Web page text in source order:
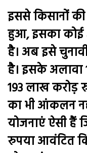
इससे किसानों
हुआ, इसका
है। अब इसे
है। इसके अलावा
193 लाख करोड़
का भी आंकलन
योजनाएं ऐसी हैं
रुपया आवंटित